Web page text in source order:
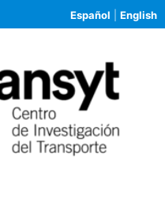
Español English